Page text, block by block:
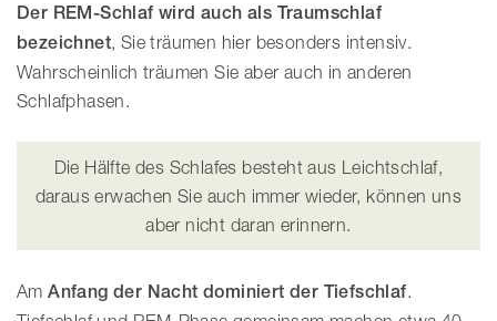
Der REM-Schlaf wird auch als Traumschlaf
bezeichnet, Sie träumen hier besonders intensiv.
Wahrscheinlich träumen Sie aber auch in anderen
Schlafphasen.
Die Hälfte des Schlafes besteht aus Leichtschlaf,
daraus erwachen Sie auch immer wieder, können uns
aber nicht daran erinnern.
AmAnfang der Nacht dominiert der Tiefschlaf.